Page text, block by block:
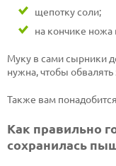
щепотку соли;
на кончике ножа
Муку в сами сырники
нужна, чтобы
Также вам
Как правильно
сохранилась